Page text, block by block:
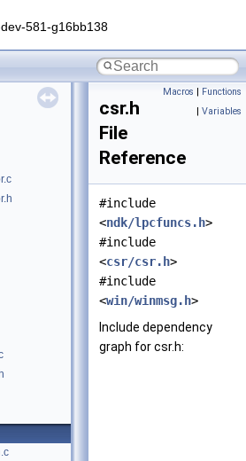
581-g16bb138
Macros | Functions
| Variables
csr.h
File
Reference
#include
<ndk/lpcfuncs.h>
#include
<csr/csr.h>
#include
<win/winmsg.h>
Include dependency
graph for csr.h: